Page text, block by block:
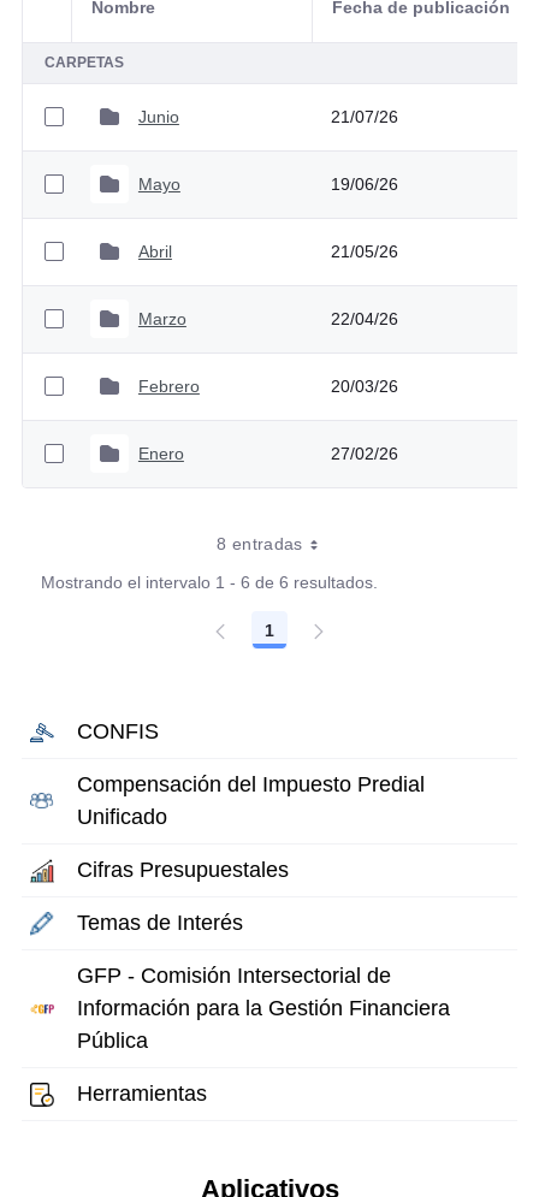
Selección del elemento
Nombre Fecha de publicación
CARPETAS
Junio 21/07/26
Mayo 19/06/26
Abril 21/05/26
Marzo 22/04/26
Febrero 20/03/26
Enero 27/02/26
8 entradas
Mostrando el intervalo 1 - 6 de 6 resultados.
Página
1
CONFIS
Compensación del Impuesto Predial
Unificado
Cifras Presupuestales
Temas de Interés
GFP - Comisión Intersectorial de
Información para la Gestión Financiera
Pública
Herramientas
Aplicativos